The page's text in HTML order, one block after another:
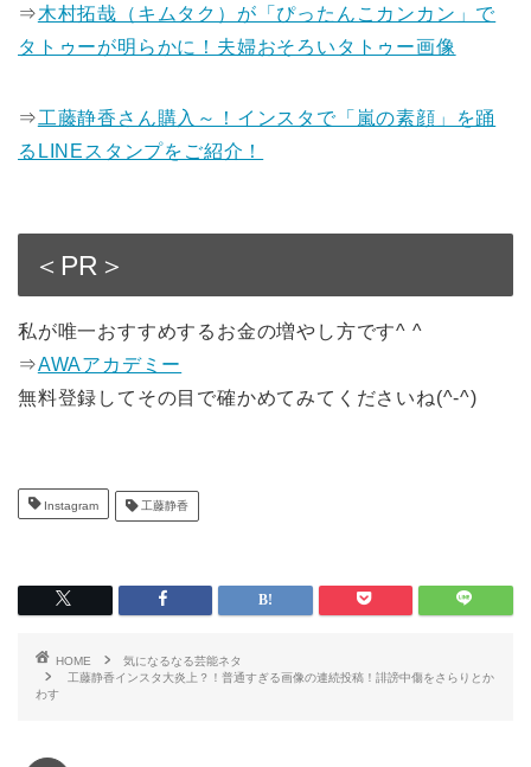
⇒木村拓哉（キムタク）が「ぴったんこカンカン」で
タトゥーが明らかに！夫婦おそろいタトゥー画像
⇒工藤静香さん購入～！インスタで「嵐の素顔」を踊
るLINEスタンプをご紹介！
＜PR＞
私が唯一おすすめするお金の増やし方です^ ^
⇒AWAアカデミー
無料登録してその目で確かめてみてくださいね(^-^)
Instagram 工藤静香
HOME
気になるなる芸能ネタ
工藤静香インスタ大炎上？！普通すぎる画像の連続投稿！誹謗中傷をさらりとか
わす